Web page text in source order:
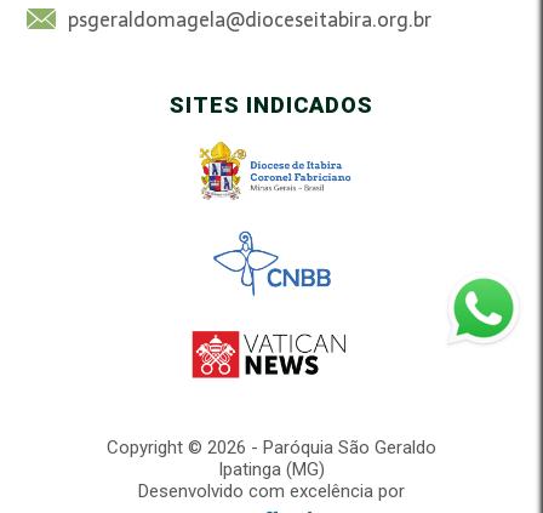
psgeraldomagela@dioceseitabira.org.br
SITES INDICADOS
Copyright © 2026 - Paróquia São Geraldo
Ipatinga (MG)
Desenvolvido com excelência por